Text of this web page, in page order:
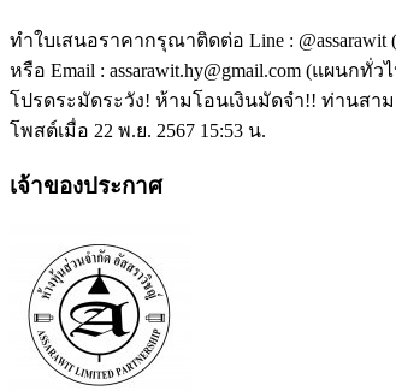
ทำใบเสนอราคากรุณาติดต่อ Line : @assarawit
หรือ Email : assarawit.hy@gmail.com (แผนกทั่ว
โปรดระมัดระวัง! ห้ามโอนเงินมัดจำ!! ท่านสา
โพสต์เมื่อ 22 พ.ย. 2567 15:53 น.
เจ้าของประกาศ